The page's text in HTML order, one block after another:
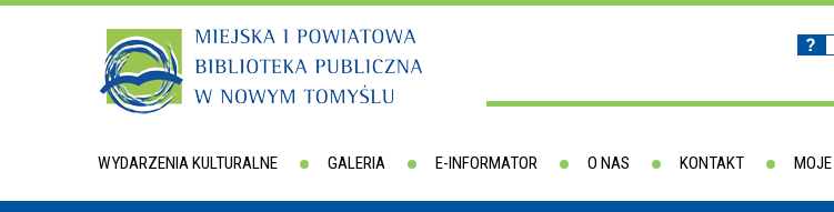
WYDARZENIA KULTURALNE GALERIA E-INFORMATOR O NAS KONTAKT